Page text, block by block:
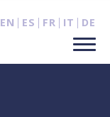
EN ES FR IT DE